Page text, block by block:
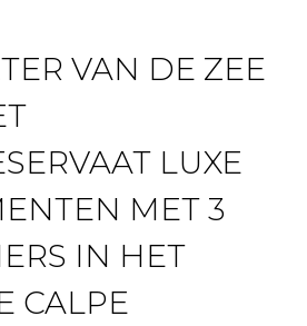
VAN DE ZEE
LUXE
MET 3
IN HET
CALPE